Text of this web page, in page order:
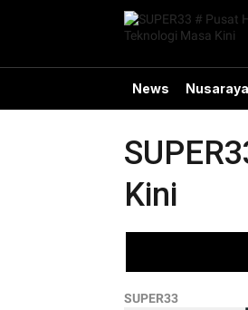
News Nusaraya
Kini
SUPER33